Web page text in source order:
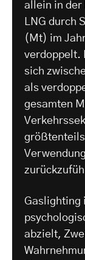
allein in der
LNG durch
(Mt) im
verdoppelt.
sich
als
gesamten
Gaslighting
abzielt,